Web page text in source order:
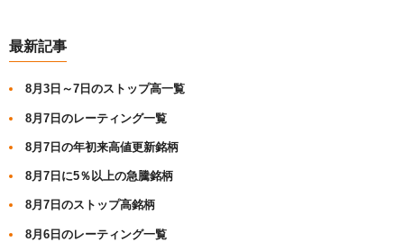
最新記事
8月3日～7日のストップ高一覧
8月7日のレーティング一覧
8月7日の年初来高値更新銘柄
8月7日に5％以上の急騰銘柄
8月7日のストップ高銘柄
8月6日のレーティング一覧